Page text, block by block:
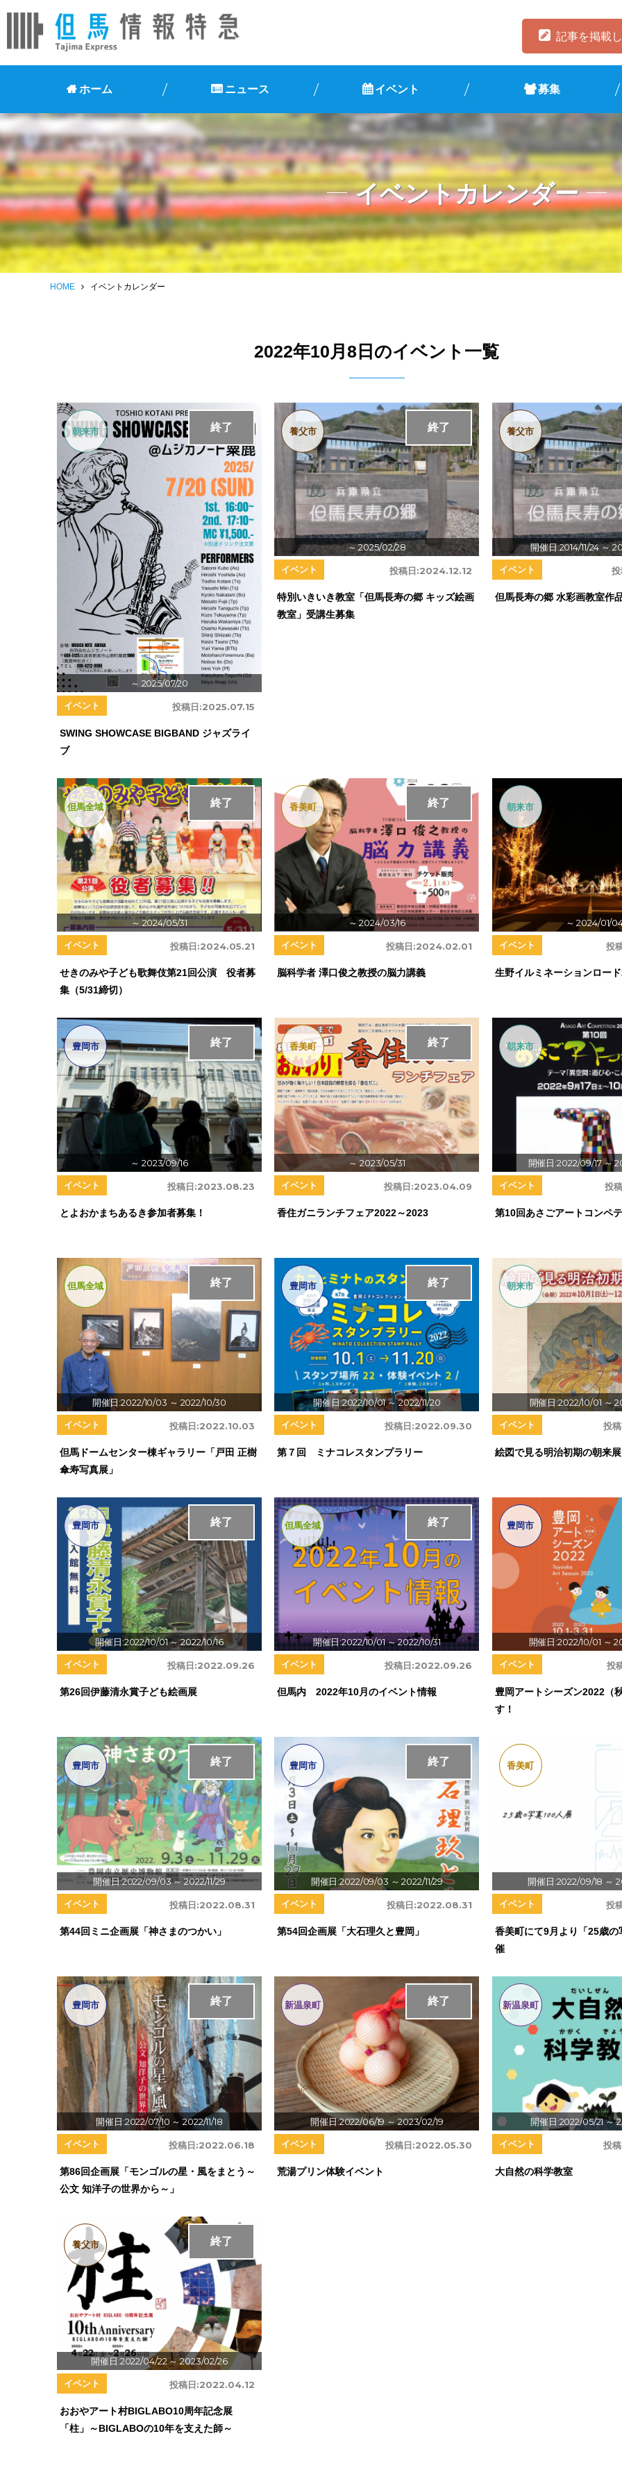
記事を掲載
ホーム ニュース イベント 募集
イベントカレンダー
HOME イベントカレンダー
2022年10月8日のイベント一覧
～ 2025/07/20
終了
朝来市
投稿日:2025.07.15
イベント
SWING SHOWCASE BIGBAND ジャズライ
ブ
～ 2025/02/28
終了
養父市
投稿日:2024.12.12
イベント
特別いきいき教室「但馬長寿の郷 キッズ絵画
教室」受講生募集
開催日:2014/11/24～
養父市
イベント
但馬長寿の郷 水彩画教室作
～ 2024/05/31
終了
但馬全域
投稿日:2024.05.21
イベント
せきのみや子ども歌舞伎第21回公演 役者募
集（5/31締切）
～ 2024/03/16
終了
香美町
投稿日:2024.02.01
イベント
脳科学者 澤口俊之教授の脳力講義
～ 2024/01/
朝来市
投
イベント
生野イルミネーションロー
～ 2023/09/16
終了
豊岡市
投稿日:2023.08.23
イベント
とよおかまちあるき参加者募集！
～ 2023/05/31
終了
香美町
投稿日:2023.04.09
イベント
香住ガニランチフェア2022～2023
開催日:2022/09/17～
朝来市
投
イベント
第10回あさごアートコンペ
開催日:2022/10/03 ～ 2022/10/30
終了
但馬全域
投稿日:2022.10.03
イベント
但馬ドームセンター棟ギャラリー「戸田 正樹
傘寿写真展」
開催日:2022/10/01～ 2022/11/20
終了
豊岡市
投稿日:2022.09.30
イベント
第７回 ミナコレスタンプラリー
開催日:2022/10/01～
朝来市
投
イベント
絵図で見る明治初期の朝来展
開催日:2022/10/01～ 2022/10/16
終了
豊岡市
投稿日:2022.09.26
イベント
第26回伊藤清永賞子ども絵画展
開催日:2022/10/01～ 2022/10/31
終了
但馬全域
投稿日:2022.09.26
イベント
但馬内 2022年10月のイベント情報
開催日:2022/10/01 ～
豊岡市
投
イベント
豊岡アートシーズン2022（
す！
開催日:2022/09/03～ 2022/11/29
終了
豊岡市
投稿日:2022.08.31
イベント
第44回ミニ企画展「神さまのつかい」
開催日:2022/09/03 ～ 2022/11/29
終了
豊岡市
投稿日:2022.08.31
イベント
第54回企画展「大石理久と豊岡」
開催日:2022/09/18 ～
香美町
投
イベント
香美町にて9月より「25歳の
催
開催日:2022/07/10 ～ 2022/11/18
終了
豊岡市
投稿日:2022.06.18
イベント
第86回企画展「モンゴルの星・風をまとう～
公文 知洋子の世界から～」
開催日:2022/06/19 ～ 2023/02/19
終了
新温泉町
投稿日:2022.05.30
イベント
荒湯プリン体験イベント
開催日:2022/05/21～
新温泉町
投
イベント
大自然の科学教室
開催日:2022/04/22～ 2023/02/26
終了
養父市
投稿日:2022.04.12
イベント
おおやアート村BIGLABO10周年記念展
「柱」～BIGLABOの10年を支えた師～